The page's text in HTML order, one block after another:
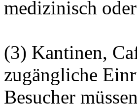
medizinisch
(3) Kantinen,
zugängliche
Besucher